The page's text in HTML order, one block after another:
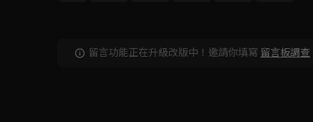
留言功能正在升級改版中！邀請你填寫 留言板調查